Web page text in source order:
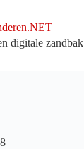
digitale zandbak